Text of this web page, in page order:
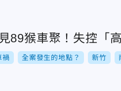
89猴車聚！失控「
禍 全案發生的地點？ 新竹